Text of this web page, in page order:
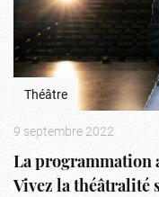
Théâtre
9 septembre 2022
La programmation
Vivez la théâtralité